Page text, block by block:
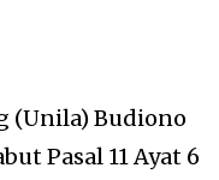
(Unila) Budiono
Pasal 11 Ayat 6